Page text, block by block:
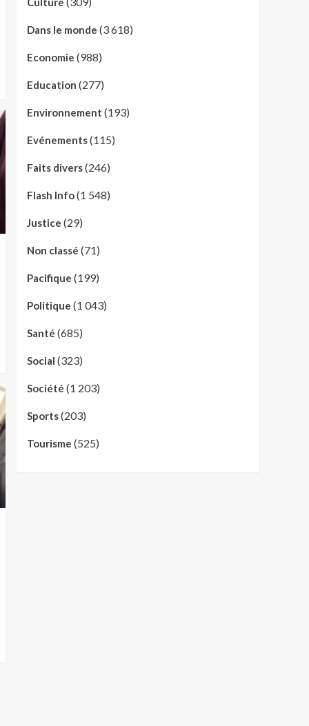
Dans le monde (3 618)
Economie (988)
Education (277)
Environnement (193)
Evénements(115)
Faits divers(246)
Flash Info(1 548)
Justice (29)
Non classé (71)
Pacifique (199)
Politique (1 043)
Santé (685)
Social (323)
Société (1 203)
Sports(203)
Tourisme (525)